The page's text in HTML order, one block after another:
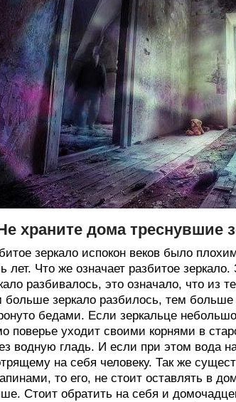
храните дома треснувшие
зеркало испокон веков было
лет. Что же означает разбитое
разбивалось, это означало, что
больше зеркало разбилось, тем
бедами. Если зеркальце
поверье уходит своими корнями в
водную гладь. И если при этом вода
на себя человеку. Так же
то его, не стоит оставлять в
Стоит обратить на себя и